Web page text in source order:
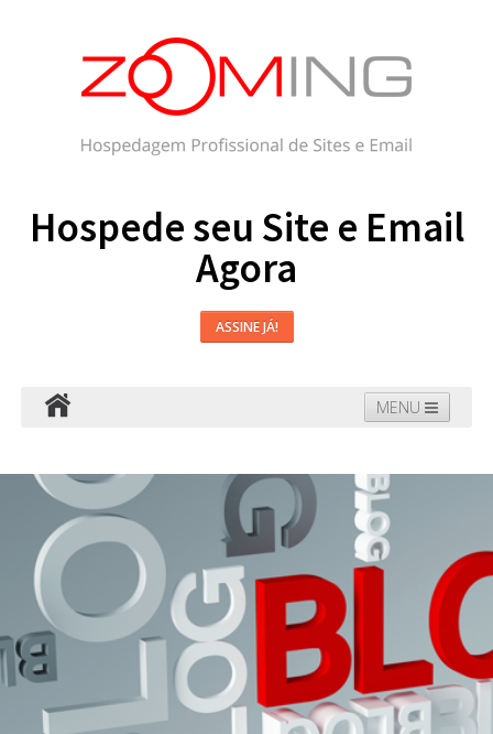
Hospede seu Site e Email
Agora
ASSINE JÁ!
MENU
Domínios Blog Suporte